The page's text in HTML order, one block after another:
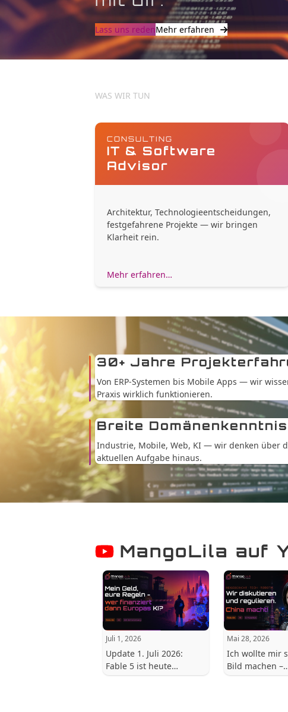
Lass uns redenMehr erfahren
WAS WIR TUN
CONSULTING
IT & Software
Advisor
Architektur, Technologieentscheidungen,
festgefahrene Projekte — wir bringen
Klarheit rein.
Mehr erfahren…
30+ Jahre
Von ERP-Systemen bis Mobile Apps — wir
Praxis wirklich funktionieren.
Breite Domänenkenntnis
Industrie, Mobile, Web, KI — wir denken über
aktuellen Aufgabe hinaus.
MangoLila auf
Juli 1, 2026
Update 1. Juli 2026:
Fable 5 ist heute…
Mai 28, 2026
Ich wollte mir
Bild machen